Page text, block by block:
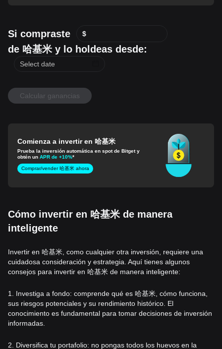
Si compraste $
de 哈基米 y lo holdeas desde:
Calcular ganancias
Comienza a invertir en 哈基米
Prueba la inversión automática en spot de Bitget y
obtén unAPR de +10%*
Comprar/vender 哈基米 ahora
Cómo invertir en 哈基米 de manera
inteligente
Invertir en 哈基米, como cualquier otra inversión, requiere una
cuidadosa consideración y estrategia. Aquí tienes algunos
consejos para invertir en 哈基米 de manera inteligente:
1. Investiga a fondo: comprende qué es 哈基米, cómo funciona,
sus riesgos potenciales y su rendimiento histórico. El
conocimiento es fundamental para tomar decisiones de inversión
informadas.
2. Diversifica tu portafolio: no pongas todos los huevos en la